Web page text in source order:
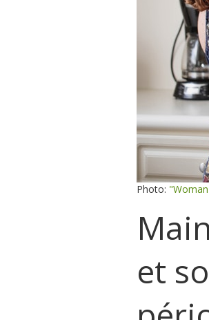
Photo:
et